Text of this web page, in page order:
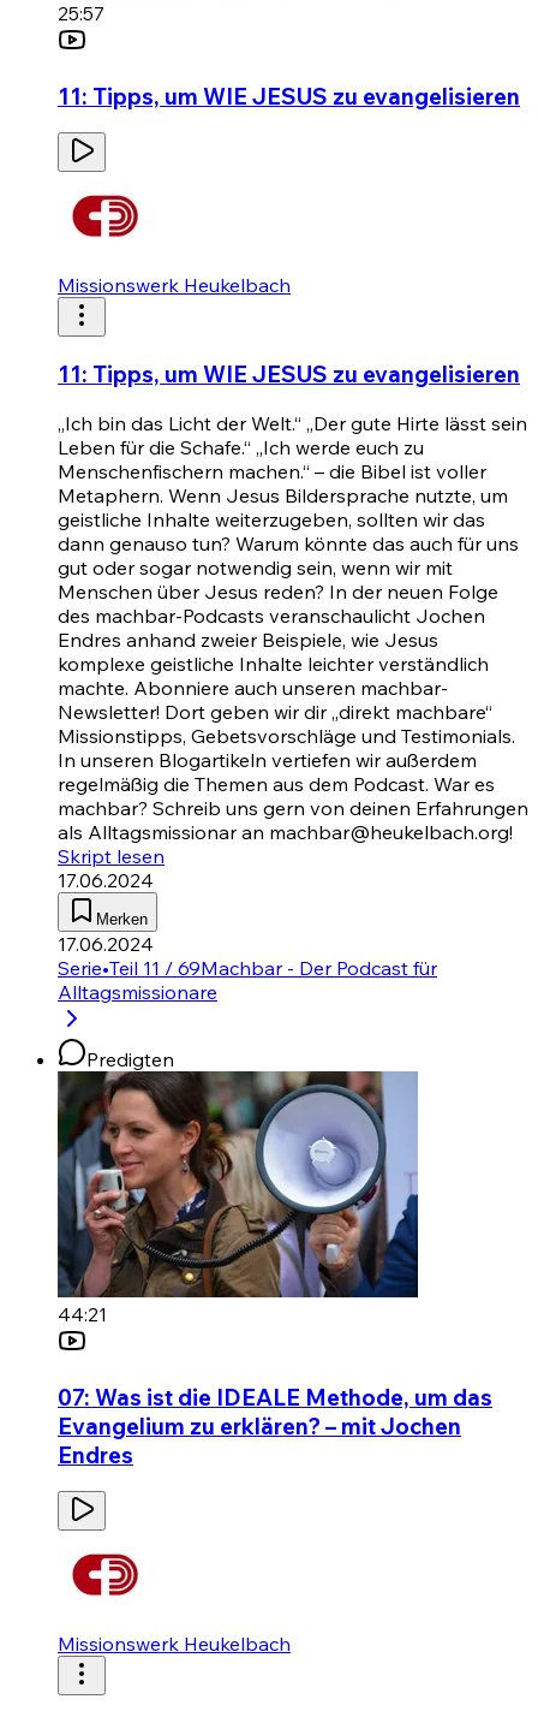
25:57
11: Tipps, um WIE JESUS zu evangelisieren
Missionswerk Heukelbach
11: Tipps, um WIE JESUS zu evangelisieren
„Ich bin das Licht der Welt.“ „Der gute Hirte lässt sein
Leben für die Schafe.“ „Ich werde euch zu
Menschenfischern machen.“ – die Bibel ist voller
Metaphern. Wenn Jesus Bildersprache nutzte, um
geistliche Inhalte weiterzugeben, sollten wir das
dann genauso tun? Warum könnte das auch für uns
gut oder sogar notwendig sein, wenn wir mit
Menschen über Jesus reden? In der neuen Folge
des machbar-Podcasts veranschaulicht Jochen
Endres anhand zweier Beispiele, wie Jesus
komplexe geistliche Inhalte leichter verständlich
machte. Abonniere auch unseren machbar-
Newsletter! Dort geben wir dir „direkt machbare“
Missionstipps, Gebetsvorschläge und Testimonials.
In unseren Blogartikeln vertiefen wir außerdem
regelmäßig die Themen aus dem Podcast. War es
machbar? Schreib uns gern von deinen Erfahrungen
als Alltagsmissionar an machbar@heukelbach.org!
Skript lesen
17.06.2024
Merken
17.06.2024
Serie•Teil 11 / 69Machbar - Der Podcast für
Alltagsmissionare
Predigten
44:21
07: Was ist die IDEALE Methode, um das
Evangelium zu erklären? – mit Jochen
Endres
Missionswerk Heukelbach